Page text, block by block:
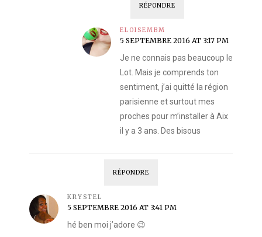
RÉPONDRE
ELOISEMBM
5 SEPTEMBRE 2016 AT 3:17 PM
Je ne connais pas beaucoup le
Lot. Mais je comprends ton
sentiment, j’ai quitté la région
parisienne et surtout mes
proches pour m’installer à Aix
il y a 3 ans. Des bisous
RÉPONDRE
KRYSTEL
5 SEPTEMBRE 2016 AT 3:41 PM
hé ben moi j’adore 😉